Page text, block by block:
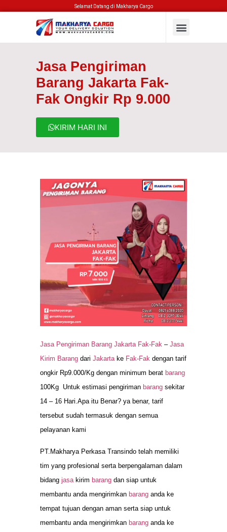
Selamat Datang di Makharya Cargo
Jasa Pengiriman
Barang Jakarta Fak-
Fak Ongkir Rp 9.000
KIRIM HARI INI
Jasa Pengiriman Barang Jakarta Fak-Fak –Jasa
Kirim Barang dari Jakartake Fak-Fak dengan tarif
ongkir Rp9.000/Kg dengan minimum berat barang
100Kg Untuk estimasi pengiriman barang sekitar
14 – 16 Hari.Apa itu Benar? ya benar, tarif
tersebut sudah termasuk dengan semua
pelayanan kami
PT.Makharya Perkasa Transindo telah memiliki
tim yang profesional serta berpengalaman dalam
bidang jasa kirim barang dan siap untuk
membantu anda mengirimkan barang anda ke
tempat tujuan dengan aman serta siap untuk
membantu anda mengirimkan barang anda ke